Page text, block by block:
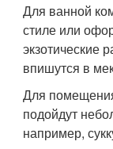
Для ванной
стиле или
экзотические
впишутся в
Для
подойдут
например,